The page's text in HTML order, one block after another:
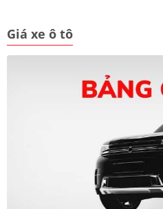
Giá xe ô tô